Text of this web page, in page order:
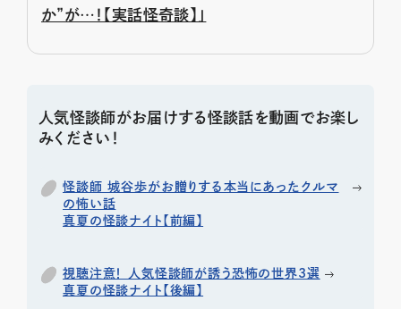
か”が…！【実話怪奇談】」
人気怪談師がお届けする怪談話を動画でお楽し
みください！
怪談師 城谷歩がお贈りする本当にあったクルマ
の怖い話
真夏の怪談ナイト【前編】
視聴注意！ 人気怪談師が誘う恐怖の世界3選
真夏の怪談ナイト【後編】